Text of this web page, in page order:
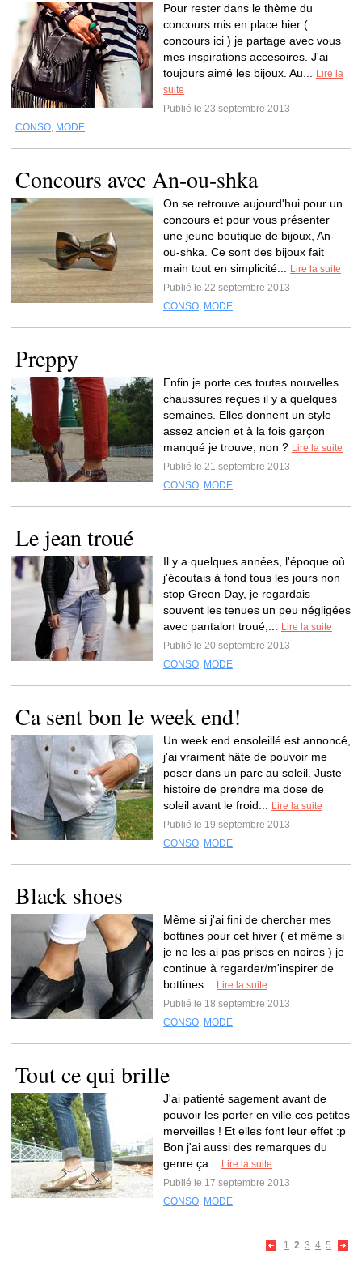
Pour rester dans le thème du
concours mis en place hier (
concours ici ) je partage avec vous
mes inspirations accesoires. J'ai
toujours aimé les bijoux. Au...
Lire la
suite
Publié le 23 septembre 2013
CONSO, MODE
Concours avec An-ou-shka
On se retrouve aujourd'hui pour un
concours et pour vous présenter
une jeune boutique de bijoux, An-
ou-shka. Ce sont des bijoux fait
main tout en simplicité...
Lire la suite
Publié le 22 septembre 2013
CONSO, MODE
Preppy
Enfin je porte ces toutes nouvelles
chaussures reçues il y a quelques
semaines. Elles donnent un style
assez ancien et à la fois garçon
manqué je trouve, non ? Lire la suite
Publié le 21 septembre 2013
CONSO, MODE
Le jean troué
Il y a quelques années, l'époque où
j'écoutais à fond tous les jours non
stop Green Day, je regardais
souvent les tenues un peu négligées
avec pantalon troué,...
Lire la suite
Publié le 20 septembre 2013
CONSO, MODE
Ca sent bon le week end!
Un week end ensoleillé est annoncé,
j'ai vraiment hâte de pouvoir me
poser dans un parc au soleil. Juste
histoire de prendre ma dose de
soleil avant le froid...
Lire la suite
Publié le 19 septembre 2013
CONSO, MODE
Black shoes
Même si j'ai fini de chercher mes
bottines pour cet hiver ( et même si
je ne les ai pas prises en noires ) je
continue à regarder/m'inspirer de
bottines...
Lire la suite
Publié le 18 septembre 2013
CONSO, MODE
Tout ce qui brille
J'ai patienté sagement avant de
pouvoir les porter en ville ces petites
merveilles ! Et elles font leur effet :p
Bon j'ai aussi des remarques du
genre ça...
Lire la suite
Publié le 17 septembre 2013
CONSO, MODE
1 2 3 4 5